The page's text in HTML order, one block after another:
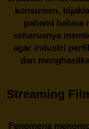
konsumen,
pahami bahwa
seharusnya
agar industri
dan
Streaming
Fenomena